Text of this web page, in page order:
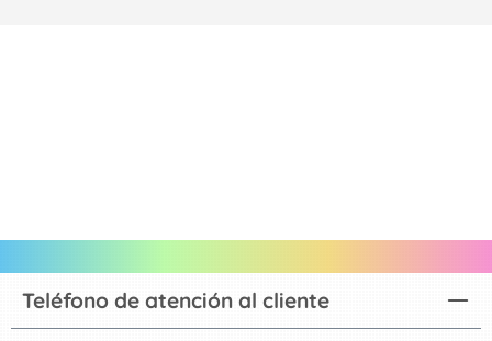
Teléfono de atención al cliente